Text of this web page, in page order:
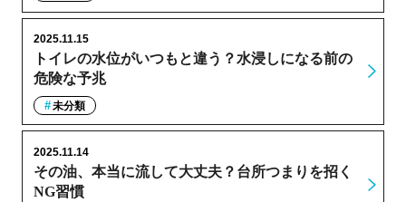
トイレの水位がいつもと違う？水浸しになる前の
危険な予兆
2025.11.15
未分類
その油、本当に流して大丈夫？台所つまりを招く
NG習慣
2025.11.14